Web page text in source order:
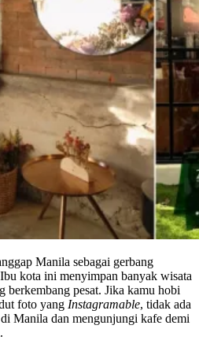
Manila sebagai gerbang
kota ini menyimpan banyak wisata
berkembang pesat. Jika kamu hobi
foto yang Instagramable, tidak ada
Manila dan mengunjungi kafe demi